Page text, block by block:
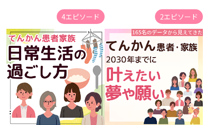
4エピソード 2エピソード